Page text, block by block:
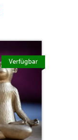
Verfügbar